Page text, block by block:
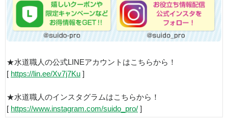
★水道職人の公式LINEアカウントはこちらから！
[ https://lin.ee/Xv7j7Ku ]
★水道職人のインスタグラムはこちらから！
[ https://www.instagram.com/suido_pro/ ]